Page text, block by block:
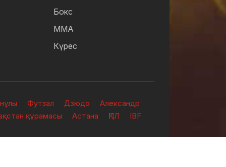
Бокс
ММА
Күрес
Футзал Дзюдо
Александр
құрамасы
Астана ҚПЛ IBF